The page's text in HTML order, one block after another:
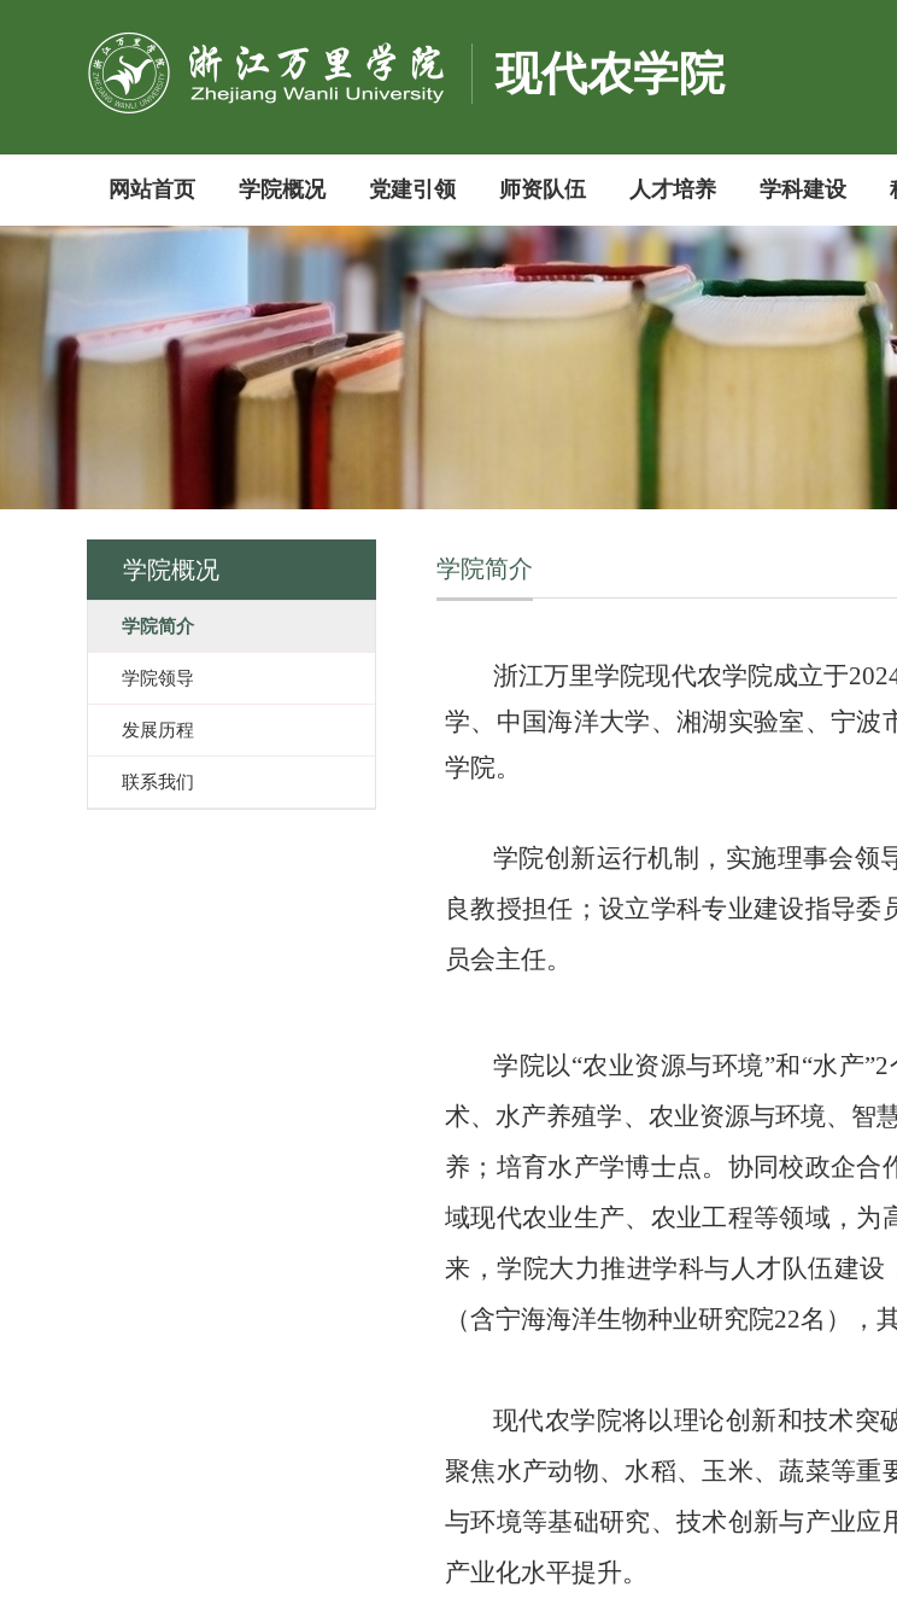
现代农学院
网站首页 学院概况 党建引领 师资队伍 人才培养 学科建设
学院概况
学院简介
学院领导
发展历程
联系我们
学院简介
浙江万里学院现代农学院成立于
学、中国海洋大学、湘湖实验室、宁波
学院。
学院创新运行机制，实施理事会领
良教授担任；设立学科专业建设指导
员会主任。
学院以“农业资源与环境”和“水产
术、水产养殖学、农业资源与环境、智
养；培育水产学博士点。协同校政企
域现代农业生产、农业工程等领域，
来，学院大力推进学科与人才队伍建
（含宁海海洋生物种业研究院22名），
现代农学院将以理论创新和技术突
聚焦水产动物、水稻、玉米、蔬菜等
与环境等基础研究、技术创新与产业应
产业化水平提升。